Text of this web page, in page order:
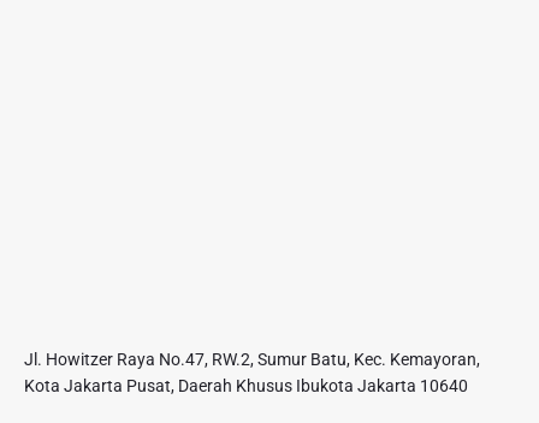
Jl. Howitzer Raya No.47, RW.2, Sumur Batu, Kec. Kemayoran,
Kota Jakarta Pusat, Daerah Khusus Ibukota Jakarta 10640